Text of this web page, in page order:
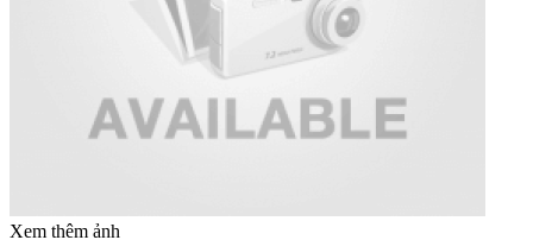
Xem thêm ảnh